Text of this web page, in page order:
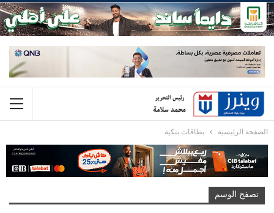
الصفحة الرئيسية بطاقات بنكية
تصفح الوسم